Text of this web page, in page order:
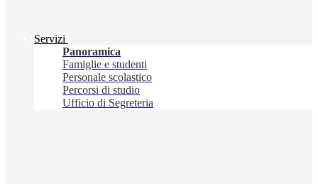
Servizi
Panoramica
Famiglie e studenti
Personale scolastico
Percorsi di studio
Ufficio di Segreteria